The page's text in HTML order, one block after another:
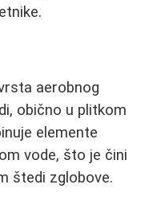
aerobnog
obično u plitkom
elemente
vode, što je čini
štedi zglobove.